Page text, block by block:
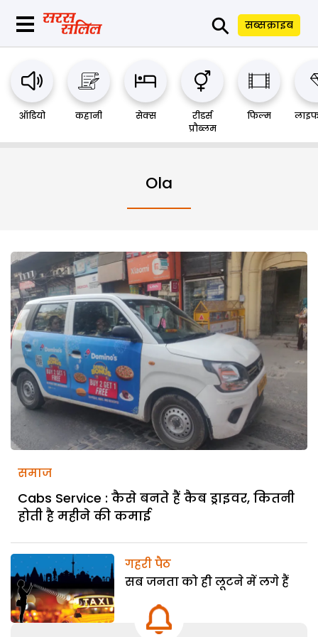
⚲ सब्सक्राइब
ऑडियो कहानी सेक्स
रीडर्स
प्रौब्लम
फिल्म
Ola
समाज
Cabs Service : कैसे बनते हैं कैब ड्राइवर, कितनी
होती है महीने की कमाई
गहरी पैठ
सब जनता को ही लूटने में लगे हैं